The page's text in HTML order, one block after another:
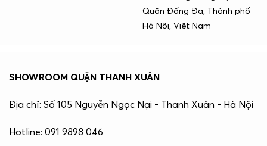
Quận Đống Đa, Thành phố
Hà Nội, Việt Nam
SHOWROOM QUẬN THANH XUÂN
Địa chỉ: Số 105 Nguyễn Ngọc Nại - Thanh Xuân - Hà Nội
Hotline: 091 9898 046